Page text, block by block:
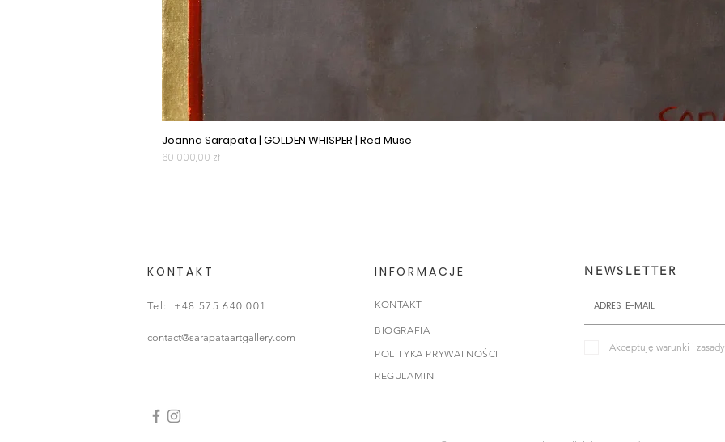
Joanna Sarapata | GOLDEN WHISPER | Red Muse
Cena
60 000,00 zł
KONTAKT
Tel: +48 575 640 001
contact@sarapataartgallery.com
INFORMACJE
KONTAKT
POLITYKA PRYWATNOŚCI
NEWSLETTER
Akceptuję warunki i zasady
BIOGRAFIA
REGULAMIN